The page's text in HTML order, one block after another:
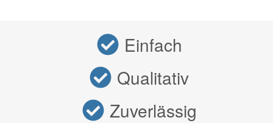
Einfach
Qualitativ
Zuverlässig